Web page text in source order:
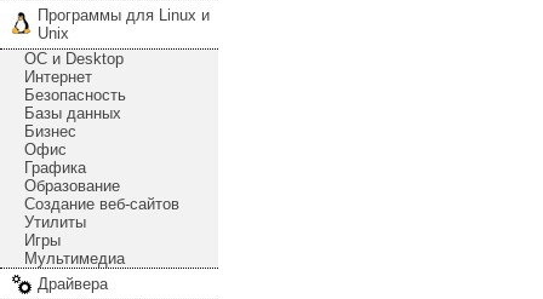
Программы для Linux и
Unix
ОС и Desktop
Интернет
Безопасность
Базы данных
Бизнес
Офис
Графика
Образование
Создание веб-сайтов
Утилиты
Игры
Мультимедиа
Драйвера